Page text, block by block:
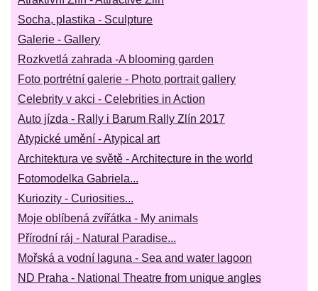
Socha, plastika - Sculpture
Galerie - Gallery
Rozkvetlá zahrada -A blooming garden
Foto portrétní galerie - Photo portrait gallery
Celebrity v akci - Celebrities in Action
Auto jízda - Rally i Barum Rally Zlín 2017
Atypické umění - Atypical art
Architektura ve světě - Architecture in the world
Fotomodelka Gabriela...
Kuriozity - Curiosities...
Moje oblíbená zvířátka - My animals
Přírodní ráj - Natural Paradise...
Mořská a vodní laguna - Sea and water lagoon
ND Praha - National Theatre from unique angles